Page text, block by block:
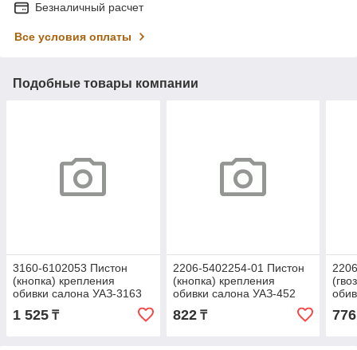
Безналичный расчет
Все условия оплаты
Подобные товары компании
3160-6102053 Пистон
(кнопка) крепления
обивки салона УАЗ-3163
1 525 ₸
2206-5402254-01 Пистон
(кнопка) крепления
обивки салона УАЗ-452
822₸ 776